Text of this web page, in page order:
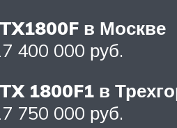
в Москве
400 000 руб.
1800F1 в
750 000 руб.